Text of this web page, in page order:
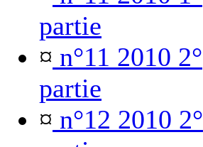
partie
¤ n°11 2010 2°
partie
¤ n°12 2010 2°